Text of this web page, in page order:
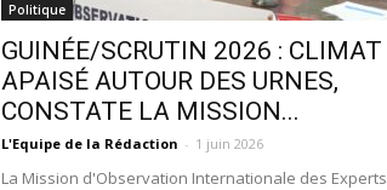
Politique
GUINÉE/SCRUTIN 2026 : CLIMAT
APAISÉ AUTOUR DES URNES,
CONSTATE LA MISSION...
L'Equipe de la Rédaction - 1 juin 2026
La Mission d'Observation Internationale des Experts